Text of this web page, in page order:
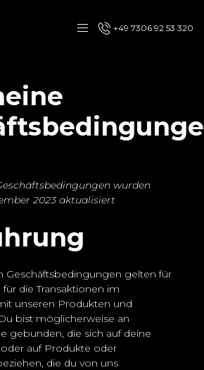
+49 7306 92 53 320
wurden
2023 aktualisiert
Geschäftsbedingungen gelten für
die Transaktionen im
unseren Produkten und
bist möglicherweise an
gebunden, die sich auf deine
auf Produkte oder
die du von uns